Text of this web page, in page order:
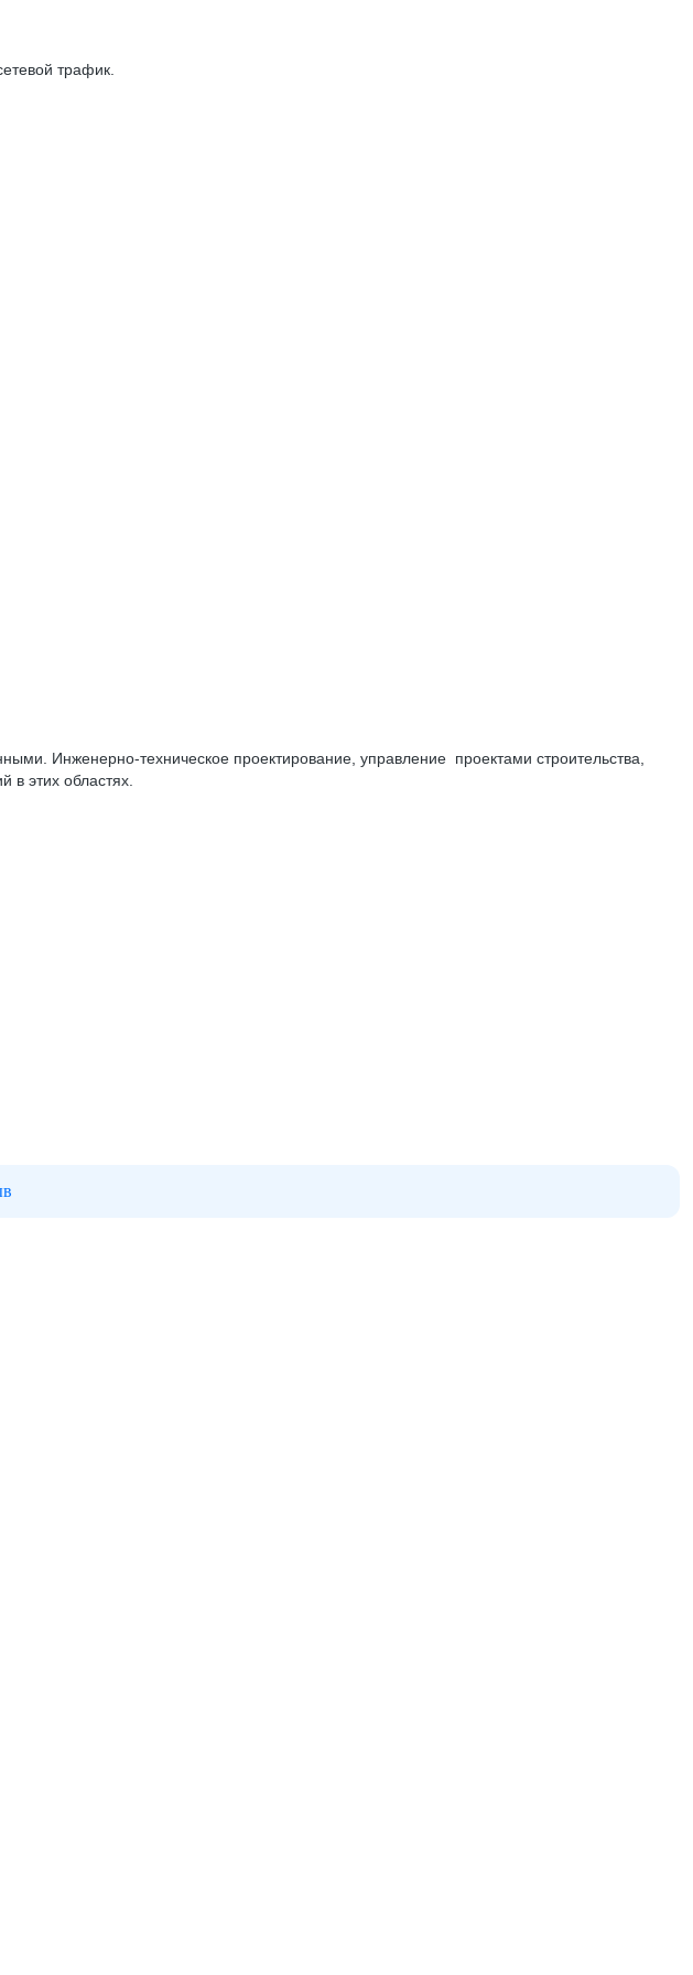
трафик.
Инженерно-техническое проектирование, управление проектами строительства,
в этих областях.